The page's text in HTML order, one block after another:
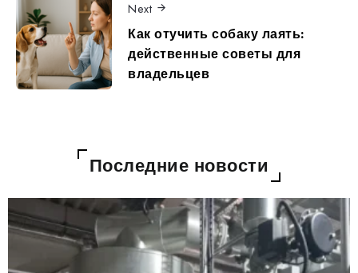
Next
Как отучить собаку лаять:
действенные советы для
владельцев
Последние новости